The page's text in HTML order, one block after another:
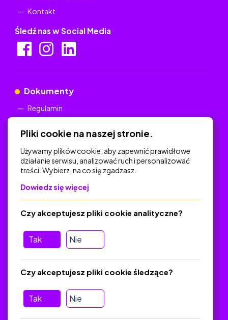
Kontakt
Śledź nas w Social Media
Dokumenty
Regulamin
Na skróty
Polityka Prywatności
Regulamin
O platformie
Baza materiałów dydaktycznych
Jak zostać autorem
FAQ
Pliki cookie na naszej stronie.
Używamy plików cookie, aby zapewnić prawidłowe
działanie serwisu, analizować ruch i personalizować
treści. Wybierz, na co się zgadzasz.
Dowiedz się więcej
Tak Nie
Czy akceptujesz pliki cookie analityczne?
Tak Nie
Czy akceptujesz pliki cookie śledzące?